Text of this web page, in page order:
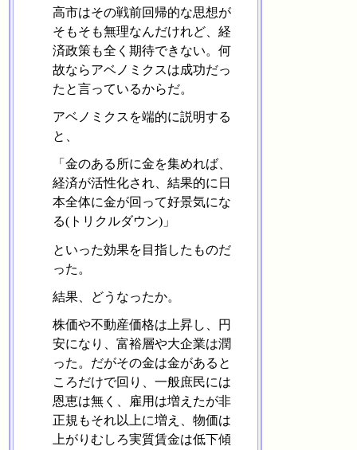
高市はその戦前回帰的な思想が
そもそも無理なんだけれど、経
済政策も全く期待できない。何
故ならアベノミクスは成功だっ
たと言っているからだ。
アベノミクスを端的に説明する
と、
「金のある所に金を集めれば、
経済が活性化され、結果的に日
本全体に金が回って好景気にな
る(トリクルダウン)」
といった効果を目指したものだ
った。
結果、どうなったか。
株価や不動産価格は上昇し、円
安になり、富裕層や大企業は潤
った。だがその金は金があると
ころだけで回り、一般庶民には
恩恵は無く、雇用は増えたが非
正規もそれ以上に増え、物価は
上がりむしろ実質賃金は低下傾